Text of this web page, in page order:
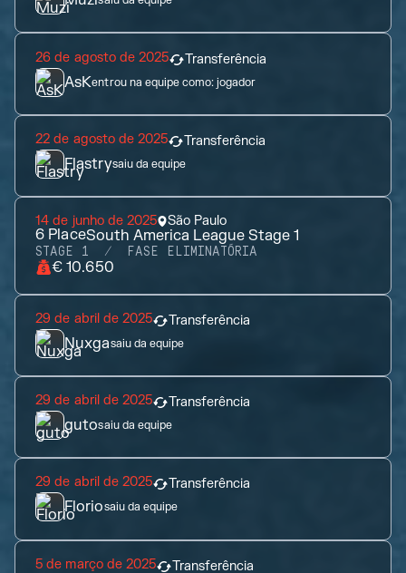
26 de agosto de 2025 Transferência
AsKentrou na equipe como:jogador
22 de agosto de 2025 Transferência
Flastrysaiu da equipe
14 de junho de 2025 São Paulo
6 PlaceSouth America League Stage 1
STAGE 1 FASE ELIMINATÓRIA
€ 10.650
29 de abril de 2025 Transferência
Nuxgasaiu da equipe
29 de abril de 2025 Transferência
gutosaiu da equipe
29 de abril de 2025 Transferência
Floriosaiu da equipe
5 de março de 2025 Transferência